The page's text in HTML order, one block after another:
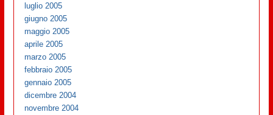
luglio 2005
giugno 2005
maggio 2005
aprile 2005
marzo 2005
febbraio 2005
gennaio 2005
dicembre 2004
novembre 2004